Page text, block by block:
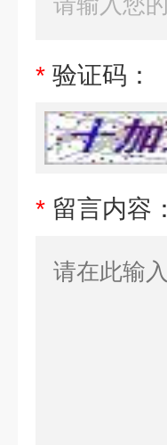
* 验证码：
* 留言内容：